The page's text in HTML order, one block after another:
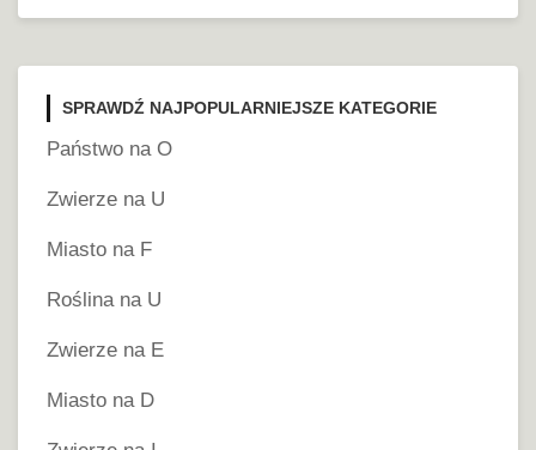
SPRAWDŹ NAJPOPULARNIEJSZE KATEGORIE
Państwo na O
Zwierze na U
Miasto na F
Roślina na U
Zwierze na E
Miasto na D